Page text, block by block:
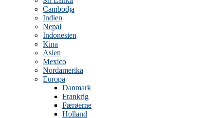
Cambodja
Indien
Nepal
Indonesien
Kina
Asien
Mexico
Nordamerika
Europa
Danmark
Frankrig
Færøerne
Holland